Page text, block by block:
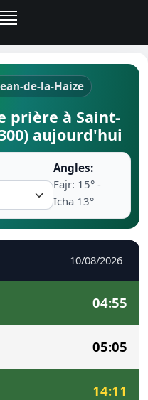
Horaires
Heure de
Ramadan
Comment
de-la-Haize
prière à Saint-
aujourd'hui
Angles:
Fajr: 15° -
Icha 13°
10/08/2026
04:55
05:05
14:11